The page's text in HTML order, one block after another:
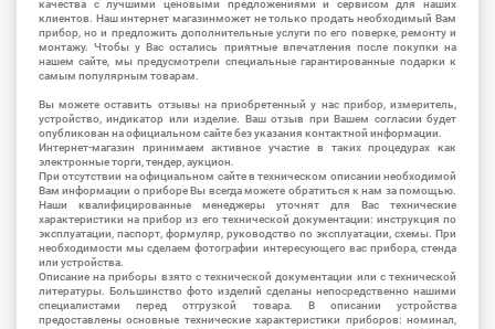
качества с лучшими ценовыми предложениями и сервисом для наших
клиентов. Наш интернет магазинможет не только продать необходимый Вам
прибор, но и предложить дополнительные услуги по его поверке, ремонту и
монтажу. Чтобы у Вас остались приятные впечатления после покупки на
нашем сайте, мы предусмотрели специальные гарантированные подарки к
самым популярным товарам.
Вы можете оставить отзывы на приобретенный у нас прибор, измеритель,
устройство, индикатор или изделие. Ваш отзыв при Вашем согласии будет
опубликован на официальном сайте без указания контактной информации.
Интернет-магазин принимаем активное участие в таких процедурах как
электронные торги, тендер, аукцион.
При отсутствии на официальном сайте в техническом описании необходимой
Вам информации о приборе Вы всегда можете обратиться к нам за помощью.
Наши квалифицированные менеджеры уточнят для Вас технические
характеристики на прибор из его технической документации: инструкция по
эксплуатации, паспорт, формуляр, руководство по эксплуатации, схемы. При
необходимости мы сделаем фотографии интересующего вас прибора, стенда
или устройства.
Описание на приборы взято с технической документации или с технической
литературы. Большинство фото изделий сделаны непосредственно нашими
специалистами перед отгрузкой товара. В описании устройства
предоставлены основные технические характеристики приборов: номинал,